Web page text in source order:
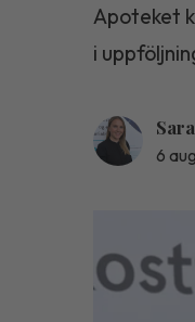
Apoteket
i
6